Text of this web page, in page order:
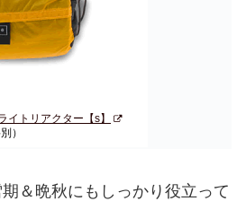
イトリアクター【s】
）
＆晩秋にもしっかり役立って